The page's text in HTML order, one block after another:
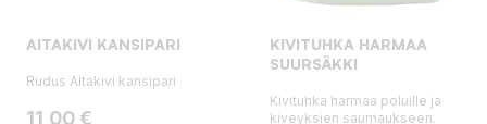
AITAKIVI KANSIPARI
Rudus Aitakivi kansipari
Hinta
11,00 €
KIVITUHKA HARMAA
SUURSÄKKI
Kivituhka harmaa poluille ja
kiveyksien saumaukseen.